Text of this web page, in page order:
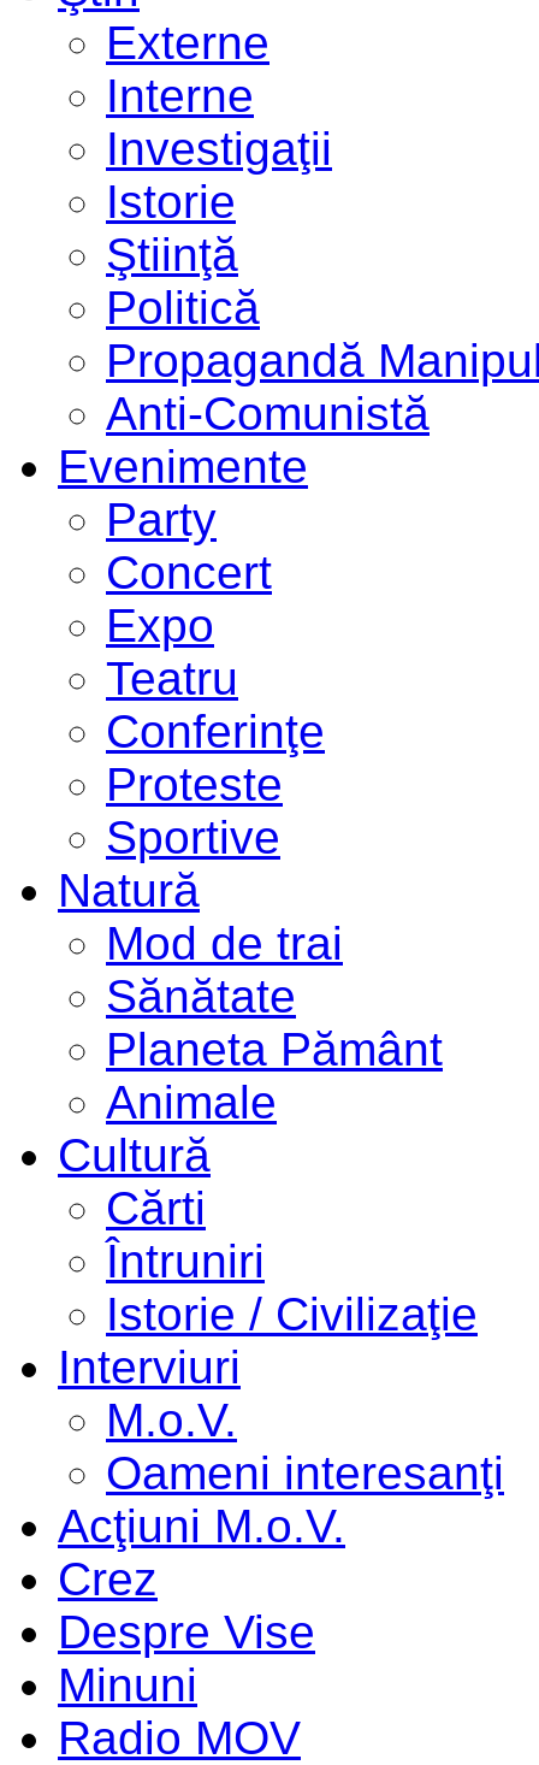
Externe
Interne
Investigaţii
Istorie
Ştiinţă
Politică
Propagandă
Anti-Comunistă
Evenimente
Party
Concert
Expo
Teatru
Conferinţe
Proteste
Sportive
Natură
Mod de trai
Sănătate
Planeta Pământ
Animale
Cultură
Cărti
Întruniri
Istorie / Civilizaţie
Interviuri
M.o.V.
Oameni interesanţi
Acţiuni M.o.V.
Crez
Despre Vise
Minuni
Radio MOV